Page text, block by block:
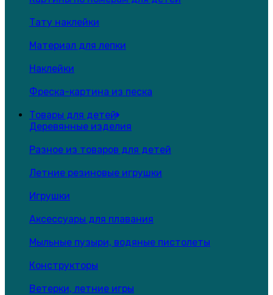
Тату наклейки
Материал для лепки
Наклейки
Фреска-картина из песка
Товары для детей
Деревянные изделия
Разное из товаров для детей
Летние резиновые игрушки
Игрушки
Аксессуары для плавания
Мыльные пузыри, водяные пистолеты
Конструкторы
Ветерки, летние игры